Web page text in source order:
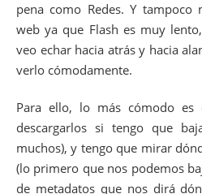
pena como Redes. Y
web ya que Flash es muy
veo echar hacia atrás y hacia
verlo cómodamente.
Para ello, lo más cómodo es
descargarlos si tengo que
muchos), y tengo que mirar
(lo primero que nos podemos
de metadatos que nos dirá